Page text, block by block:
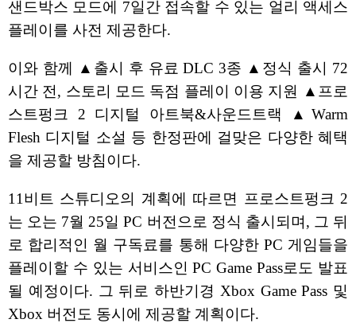
샌드박스 모드에 7일간 접속할 수 있는 얼리 액세스
플레이를 사전 제공한다.
이와 함께 ▲출시 후 유료 DLC 3종 ▲정식 출시 72
시간 전, 스토리 모드 독점 플레이 이용 지원 ▲프로
스트펑크 2 디지털 아트북&사운드트랙 ▲Warm
Flesh 디지털 소설 등 한정판에 걸맞은 다양한 혜택
을 제공할 방침이다.
11비트 스튜디오의 계획에 따르면 프로스트펑크 2
는 오는 7월 25일 PC 버전으로 정식 출시되며, 그 뒤
로 합리적인 월 구독료를 통해 다양한 PC 게임들을
플레이할 수 있는 서비스인 PC Game Pass로도 발표
될 예정이다. 그 뒤로 하반기경 Xbox Game Pass 및
Xbox 버전도 동시에 제공할 계획이다.